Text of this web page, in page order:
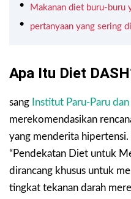
Makanan diet buru-buru
pertanyaan yang sering
Apa Itu Diet
sang Institut Paru-Paru
merekomendasikan
yang menderita
“Pendekatan Diet untuk
dirancang khusus untuk
tingkat tekanan darah